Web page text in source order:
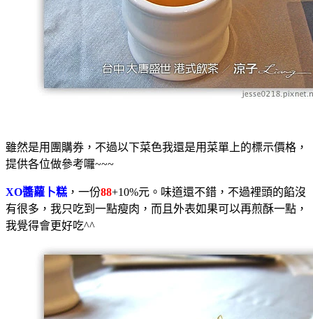
雖然是用團購券，不過以下菜色我還是用菜單上的標示價格，
提供各位做參考囉~~~
XO醬蘿卜糕 ，一份88+10%元。味道還不錯，不過裡頭的餡沒
有很多，我只吃到一點瘦肉，而且外表如果可以再煎酥一點，
我覺得會更好吃^^